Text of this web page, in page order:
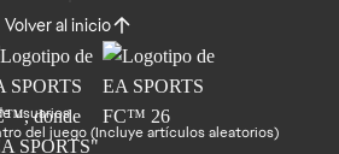
Volver al inicio
usuarios
del juego (Incluye artículos aleatorios)